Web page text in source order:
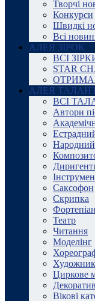
Творчі
Конкурси
Швидкі
Всі
АЛЕЯ ЗІРОК
ВСІ
STAR
АЛЕЯ
ВСІ
Автори
Народний
Саксофон
Скрипка
Театр
Читання
Моделінг
Циркове
Вікові